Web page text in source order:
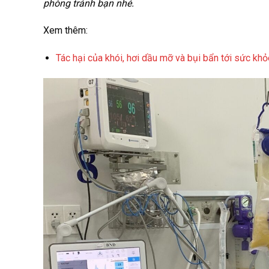
phòng tránh bạn nhé.
Xem thêm:
Tác hại của khói, hơi dầu mỡ và bụi bẩn tới sức